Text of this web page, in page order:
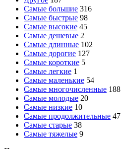
Самые большие 316
Самые быстрые 98
Самые высокие 45
Самые дешевые 2
Самые длинные 102
Самые дорогие 127
Самые короткие 5
Самые легкие 1
Самые маленькие 54
Самые многочисленные 188
Самые молодые 20
Самые низкие 10
Самые продолжительные 47
Самые старые 38
Самые тяжелые 9